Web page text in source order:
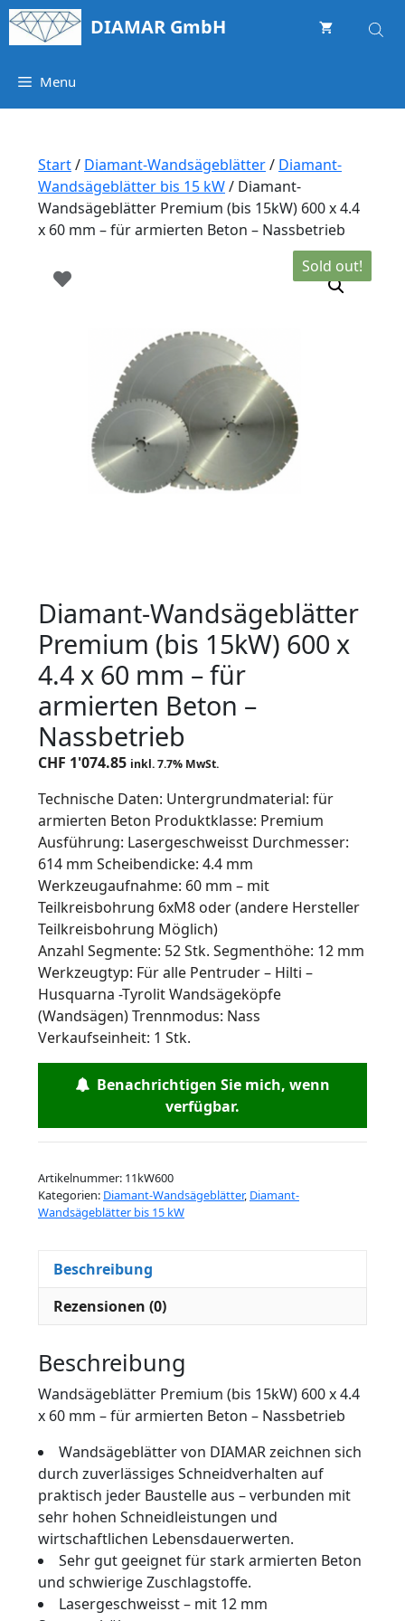
Springe
zum
DIAMAR GmbH
Menu
Start/ Diamant-Wandsägeblätter/ Diamant-
Wandsägeblätter bis 15 kW/ Diamant-
Wandsägeblätter Premium (bis 15kW) 600 x 4.4
x 60 mm – für armierten Beton – Nassbetrieb
Sold out!
Diamant-Wandsägeblätter
Premium (bis 15kW) 600 x
4.4 x 60 mm – für
armierten Beton –
Nassbetrieb
CHF 1'074.85 inkl. 7.7% MwSt.
Technische Daten: Untergrundmaterial: für
armierten Beton Produktklasse: Premium
Ausführung: Lasergeschweisst Durchmesser:
614 mm Scheibendicke: 4.4 mm
Werkzeugaufnahme: 60 mm – mit
Teilkreisbohrung 6xM8 oder (andere Hersteller
Teilkreisbohrung Möglich)
Anzahl Segmente: 52 Stk. Segmenthöhe: 12 mm
Werkzeugtyp: Für alle Pentruder – Hilti –
Husquarna -Tyrolit Wandsägeköpfe
(Wandsägen) Trennmodus: Nass
Verkaufseinheit: 1 Stk.
Benachrichtigen Sie mich, wenn
verfügbar.
Artikelnummer: 11kW600
Kategorien: Diamant-Wandsägeblätter, Diamant-
Wandsägeblätter bis 15 kW
Beschreibung
Rezensionen (0)
Beschreibung
Wandsägeblätter Premium (bis 15kW) 600 x 4.4
x 60 mm – für armierten Beton – Nassbetrieb
Wandsägeblätter von DIAMAR zeichnen sich
durch zuverlässiges Schneidverhalten auf
praktisch jeder Baustelle aus – verbunden mit
sehr hohen Schneidleistungen und
wirtschaftlichen Lebensdauerwerten.
Sehr gut geeignet für stark armierten Beton
und schwierige Zuschlagstoffe.
Lasergeschweisst – mit 12 mm